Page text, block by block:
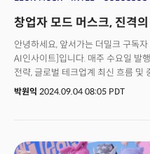
나온다.
창업자 모드 머스크, 진격
안녕하세요, 앞서가는 더밀크 구독
AI인사이트]입니다. 매주 수요일 발
전략, 글로벌 테크업계 최신 흐름 및
확인하세요! “역대 가장 효율적인
성능, 전력 효율성 개선을 앞세워 고
박원익 2024.09.04 08:05 PDT